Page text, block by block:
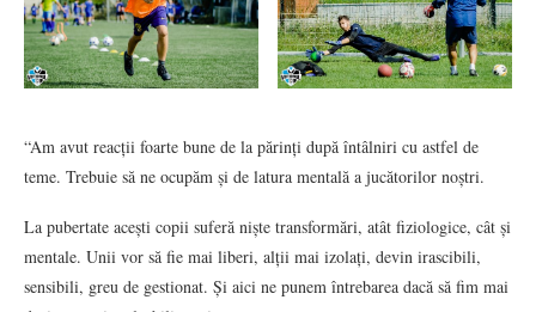
“Am avut reacții foarte bune de la părinți după întâlniri cu astfel de
teme. Trebuie să ne ocupăm și de latura mentală a jucătorilor noștri.
La pubertate acești copii suferă niște transformări, atât fiziologice, cât și
mentale. Unii vor să fie mai liberi, alții mai izolați, devin irascibili,
sensibili, greu de gestionat. Și aici ne punem întrebarea dacă să fim mai